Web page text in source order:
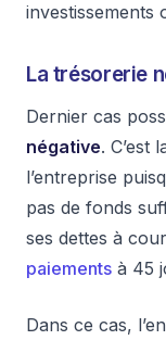
investissements
La trésorerie
Dernier cas
négative. C’est
l’entreprise
pas de fonds
ses dettes à
paiements à 45
Dans ce cas,